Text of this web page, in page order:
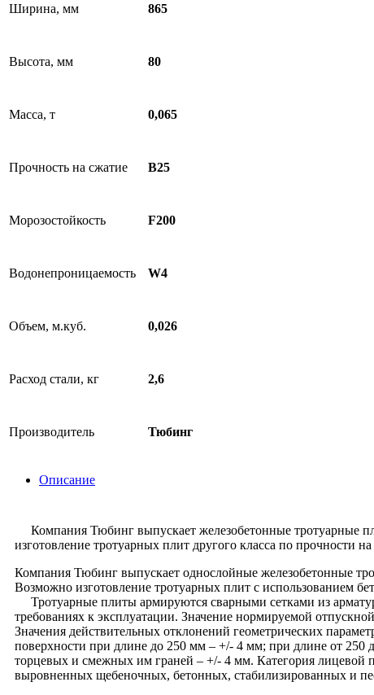
Ширина, мм 865
Высота, мм 80
Масса, т 0,065
Прочность на сжатие B25
Морозостойкость F200
Водонепроницаемость W4
Объем, м.куб. 0,026
Расход стали, кг 2,6
Производитель Тюбинг
Описание
Компания Тюбинг выпускает железобетонные тротуарные
изготовление тротуарных плит другого класса по прочности
Компания Тюбинг выпускает однослойные железобетонные
Возможно изготовление тротуарных плит с использованием
Тротуарные плиты армируются сварными сетками из
требованиях к эксплуатации. Значение нормируемой
Значения действительных отклонений геометрических
поверхности при длине до 250 мм – +/- 4 мм; при длине от
торцевых и смежных им граней – +/- 4 мм. Категория
выровненных щебеночных, бетонных, стабилизированных и